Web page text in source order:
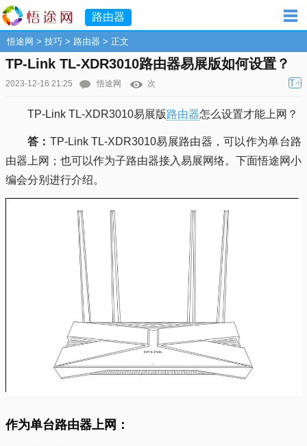
路由器
悟途网 > 技巧 > 路由器 > 正文
TP-Link TL-XDR3010路由器易展版如何设置？
2023-12-16 21:25 悟途网 次 T小
TP-Link TL-XDR3010易展版路由器怎么设置才能上网？
答： TP-Link TL-XDR3010易展路由器，可以作为单台路
由器上网；也可以作为子路由器接入易展网络。下面悟途网小
编会分别进行介绍。
作为单台路由器上网：